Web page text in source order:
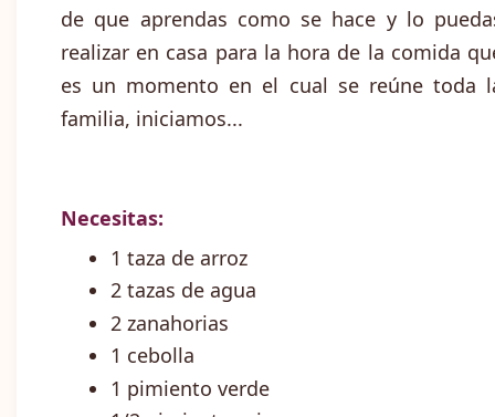
de que aprendas como se hace y lo
realizar en casa para la hora de la comida
es un momento en el cual se reúne toda
familia, iniciamos...
Necesitas:
1 taza de arroz
2 tazas de agua
2 zanahorias
1 cebolla
1 pimiento verde